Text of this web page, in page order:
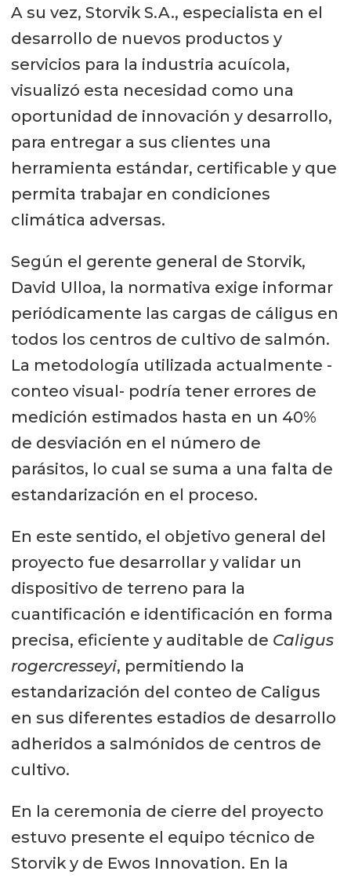
A su vez, Storvik S.A., especialista en el
desarrollo de nuevos productos y
servicios para la industria acuícola,
visualizó esta necesidad como una
oportunidad de innovación y desarrollo,
para entregar a sus clientes una
herramienta estándar, certificable y que
permita trabajar en condiciones
climática adversas.
Según el gerente general de Storvik,
David Ulloa, la normativa exige informar
periódicamente las cargas de cáligus en
todos los centros de cultivo de salmón.
La metodología utilizada actualmente -
conteo visual- podría tener errores de
medición estimados hasta en un 40%
de desviación en el número de
parásitos, lo cual se suma a una falta de
estandarización en el proceso.
En este sentido, el objetivo general del
proyecto fue desarrollar y validar un
dispositivo de terreno para la
cuantificación e identificación en forma
precisa, eficiente y auditable de Caligus
rogercresseyi, permitiendo la
estandarización del conteo de Caligus
en sus diferentes estadios de desarrollo
adheridos a salmónidos de centros de
cultivo.
En la ceremonia de cierre del proyecto
estuvo presente el equipo técnico de
Storvik y de Ewos Innovation. En la